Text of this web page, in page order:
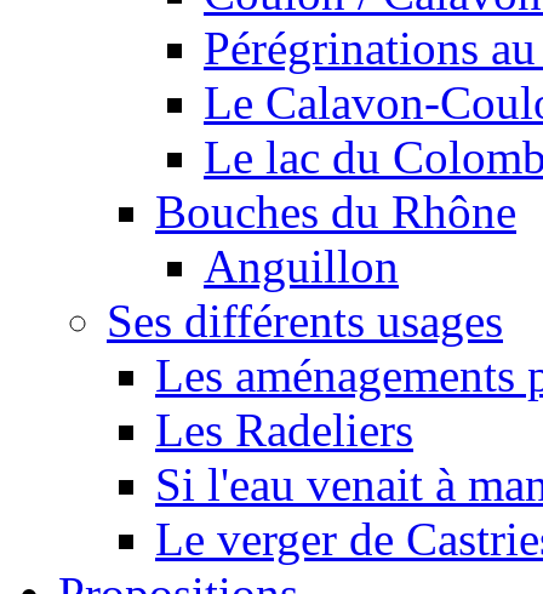
Pérégrinations
Le Calavon-
Le lac du
Bouches du Rhône
Anguillon
Ses différents usages
Les
Les Radeliers
Si l'eau venait à
Le verger de